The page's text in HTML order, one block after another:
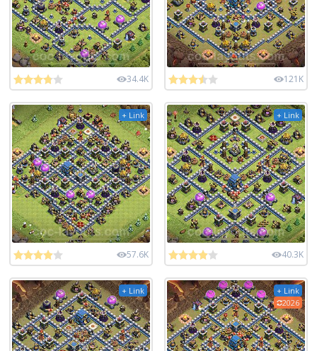
34.4K 121K
+ Link
57.6K
+ Link
40.3K
+ Link
+ Link
2026